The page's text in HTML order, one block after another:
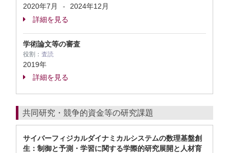
2020年7月 -
2024年12月
詳細を見る
学術論文等の審査
役割： 査読
2019年
詳細を見る
共同研究・競争的資金等の研究課題
サイバーフィジカルダイナミカルシステムの数理基盤創
生：制御と予測・学習に関する学際的研究展開と人材育